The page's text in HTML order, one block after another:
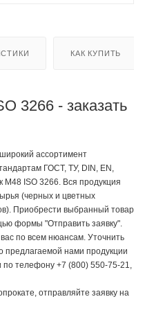
КАК КУПИТЬ
3266 - заказать
ассортимент
ГОСТ, ТУ, DIN, EN,
M48 ISO 3266. Вся продукция
(черных и цветных
Приобрести выбранный товар
формы "Отправить заявку".
по всем нюансам. Уточнить
предлагаемой нами продукции
телефону +7 (800) 550-75-21,
отправляйте заявку на